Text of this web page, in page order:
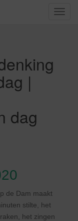
S
|
dag
de Dam maakt
stilte, het
het zingen